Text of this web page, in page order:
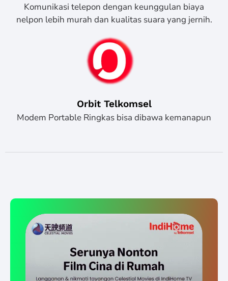
Komunikasi telepon dengan keunggulan biaya
nelpon lebih murah dan kualitas suara yang jernih.
Orbit Telkomsel
Modem Portable Ringkas bisa dibawa kemanapun